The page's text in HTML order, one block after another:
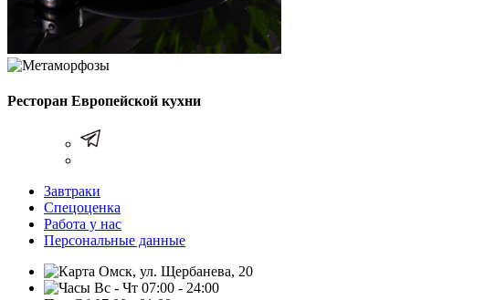
Ресторан Европейской кухни
Завтраки
Спецоценка
Работа у нас
Персональные данные
Омск, ул. Щербанева, 20
Вс - Чт 07:00 - 24:00